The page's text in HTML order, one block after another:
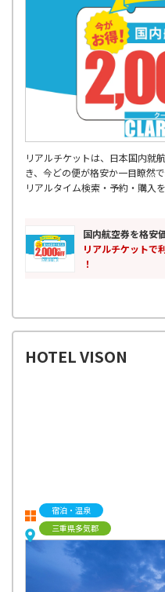
リアルチケットは、日本国内就
き、今どの便が格安か一目瞭然
リアルタイム検索・予約・購入
購入をしていただけます。355日
空券もご購入可能です。国内格
さい。
国内航空券を格安
リアルチケットで
！
HOTEL VISON
宿泊・温泉
三重県多気郡